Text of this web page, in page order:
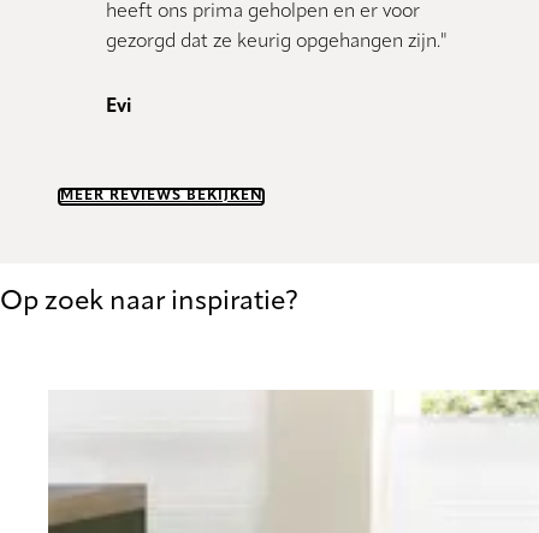
heeft ons prima geholpen en er voor
gezorgd dat ze keurig opgehangen zijn."
Evi
MEER REVIEWS BEKIJKEN
Op zoek naar inspiratie?